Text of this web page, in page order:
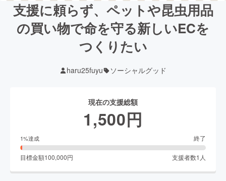
支援に頼らず、ペットや昆虫用品
の買い物で命を守る新しいECを
つくりたい
haru25fuyu ソーシャルグッド
現在の支援総額
1,500円
1%達成 終了
目標金額100,000円 支援者数1 人